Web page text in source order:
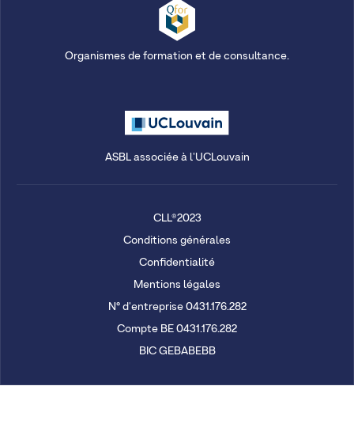
Organismes de formation et de consultance.
ASBL associée à l'UCLouvain
CLL®2023
Conditions générales
Confidentialité
Mentions légales
N° d'entreprise 0431.176.282
Compte BE 0431.176.282
BIC GEBABEBB